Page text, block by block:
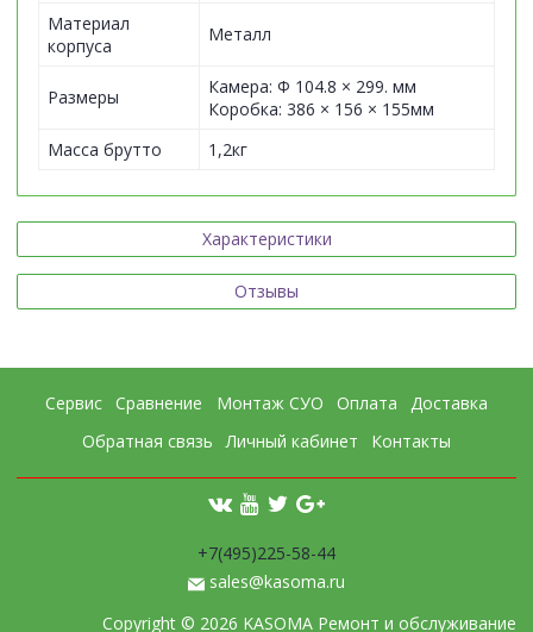
Материал
корпуса
Металл
Размеры
Камера: Φ 104.8 × 299. мм
Коробка: 386 × 156 × 155мм
Масса брутто
1,2кг
Характеристики
Отзывы
Сервис Сравнение Монтаж СУО Оплата
Доставка
Обратная связь
Личный кабинет Контакты
+7(495)225-58-44
sales@kasoma.ru
Copyright © 2026 KASOMA Ремонт и обслуживание